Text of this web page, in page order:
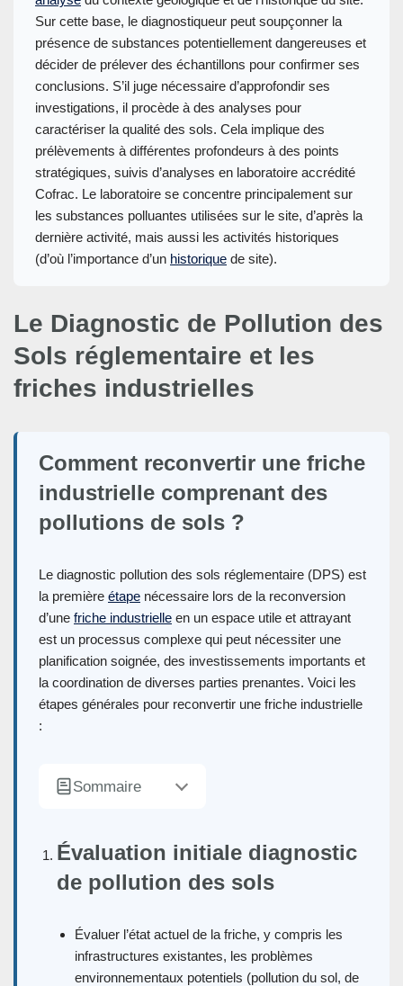
Sur cette base, le diagnostiqueur peut soupçonner la
présence de substances potentiellement dangereuses et
décider de prélever des échantillons pour confirmer ses
conclusions. S’il juge nécessaire d’approfondir ses
investigations, il procède à des analyses pour
caractériser la qualité des sols. Cela implique des
prélèvements à différentes profondeurs à des points
stratégiques, suivis d’analyses en laboratoire accrédité
Cofrac. Le laboratoire se concentre principalement sur
les substances polluantes utilisées sur le site, d’après la
dernière activité, mais aussi les activités historiques
(d’où l’importance d’un historique de site).
Le Diagnostic de Pollution des
Sols réglementaire et les
friches industrielles
Comment reconvertir une friche
industrielle comprenant des
pollutions de sols ?
Le diagnostic pollution des sols réglementaire (DPS) est
la première étape nécessaire lors de la reconversion
d’une friche industrielle en un espace utile et attrayant
est un processus complexe qui peut nécessiter une
planification soignée, des investissements importants et
la coordination de diverses parties prenantes. Voici les
étapes générales pour reconvertir une friche industrielle
:
Sommaire
Évaluation initiale diagnostic
de pollution des sols
Évaluer l’état actuel de la friche, y compris les
infrastructures existantes, les problèmes
environnementaux potentiels (pollution du sol, de